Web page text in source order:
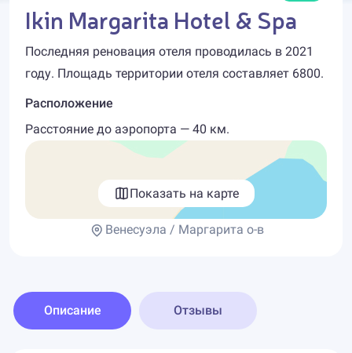
Ikin Margarita Hotel & Spa
Последняя реновация отеля проводилась в 2021
году. Площадь территории отеля составляет 6800.
Расположение
Расстояние до аэропорта — 40 км.
Показать на карте
Венесуэла / Маргарита о-в
Описание Отзывы